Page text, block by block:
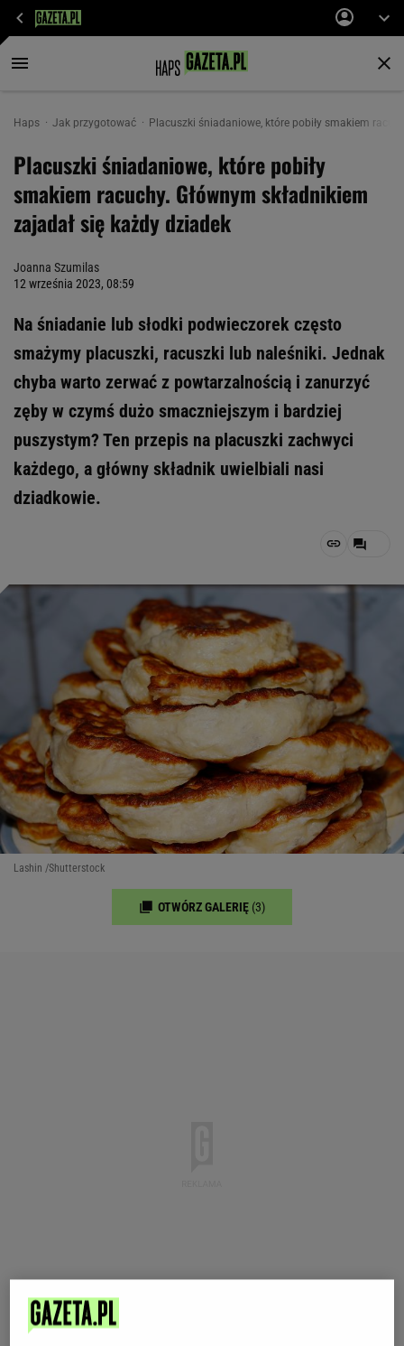
Haps Jak przygotować Placuszki śniadaniowe, które pobiły smakiem
Placuszki śniadaniowe, które pobiły
smakiem racuchy. Głównym składnikiem
zajadał się każdy dziadek
Joanna Szumilas
12 września 2023, 08:59
Na śniadanie lub słodki podwieczorek często
smażymy placuszki, racuszki lub naleśniki. Jednak
chyba warto zerwać z powtarzalnością i zanurzyć
zęby w czymś dużo smaczniejszym i bardziej
puszystym? Ten przepis na placuszki zachwyci
każdego, a główny składnik uwielbiali nasi
dziadkowie.
Lashin /Shutterstock
OTWÓRZ GALERIĘ (3)